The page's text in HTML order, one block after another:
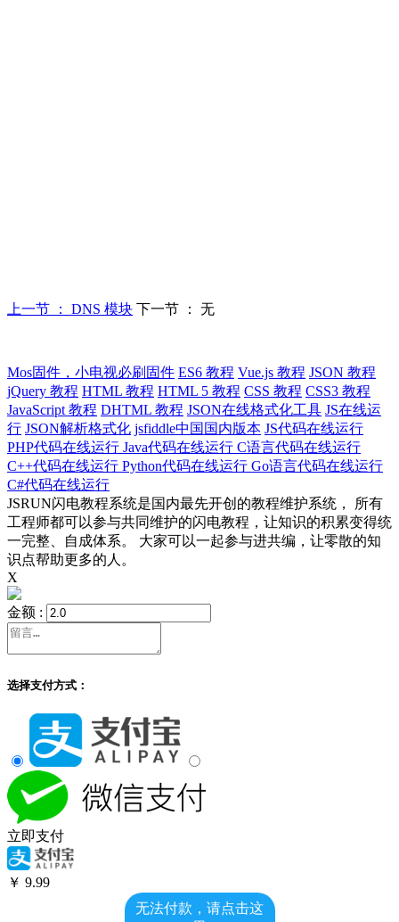
上一节 ： DNS 模块 下一节 ： 无
Mos固件，小电视必刷固件 ES6 教程 Vue.js 教程 JSON 教程
jQuery 教程 HTML 教程 HTML 5 教程 CSS 教程 CSS3 教程
JavaScript 教程 DHTML 教程 JSON在线格式化工具 JS在线运
行 JSON解析格式化 jsfiddle中国国内版本 JS代码在线运行
PHP代码在线运行 Java代码在线运行 C语言代码在线运行
C++代码在线运行 Python代码在线运行 Go语言代码在线运行
C#代码在线运行
JSRUN闪电教程系统是国内最先开创的教程维护系统， 所有
工程师都可以参与共同维护的闪电教程，让知识的积累变得统
一完整、自成体系。 大家可以一起参与进共编，让零散的知
识点帮助更多的人。
X
金额 :
选择支付方式：
立即支付
￥ 9.99
无法付款，请点击这